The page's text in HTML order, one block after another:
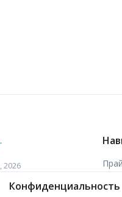
, 2026
Конфиденциальность